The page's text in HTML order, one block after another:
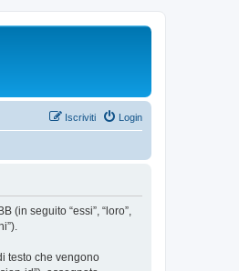
Login
Iscriviti
(in seguito “essi”, “loro”,
testo che vengono